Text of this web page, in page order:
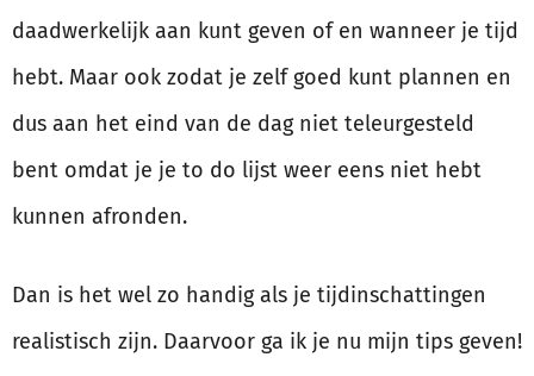
daadwerkelijk aan kunt geven of en wanneer je tijd
hebt. Maar ook zodat je zelf goed kunt plannen en
dus aan het eind van de dag niet teleurgesteld
bent omdat je je to do lijst weer eens niet hebt
kunnen afronden.
Dan is het wel zo handig als je tijdinschattingen
realistisch zijn. Daarvoor ga ik je nu mijn tips geven!